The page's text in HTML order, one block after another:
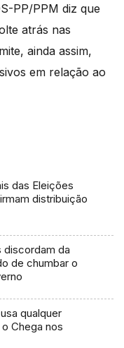
PP/PPM diz que
atrás nas
ainda assim,
em relação ao
das Eleições
distribuição
discordam da
de chumbar o
qualquer
Chega nos